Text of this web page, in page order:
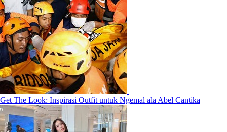
Get The Look: Inspirasi Outfit untuk Ngemal ala Abel Cantika